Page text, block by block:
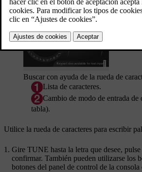
Buscar con ayuda de la rueda de
Lista de caracteres.
Cambio de modo de entrada de
tabla).
Utilice la rueda de caracteres para escribir
Gire TUNE hasta la letra que desee, pulse
confirmar. También pueden utilizarse los
botones del panel de control de la consola